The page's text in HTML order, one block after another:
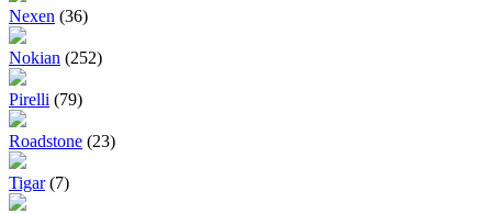
Nexen (36)
Nokian (252)
Pirelli (79)
Roadstone (23)
Tigar (7)